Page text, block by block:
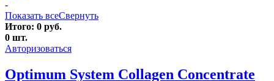
-
Показать всеСвернуть
Итого: 0 руб.
0 шт.
Авторизоваться
Optimum System Collagen Concentrate